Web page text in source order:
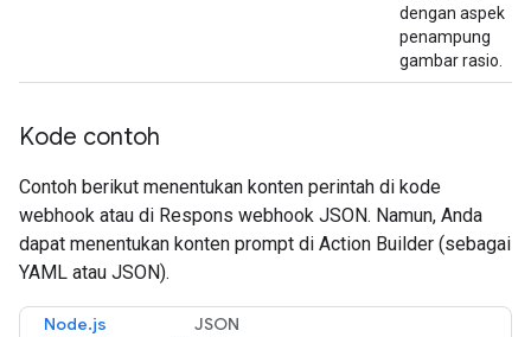
dengan aspek
penampung
gambar rasio.
Kode contoh
Contoh berikut menentukan konten perintah di kode
webhook atau di Respons webhook JSON. Namun, Anda
dapat menentukan konten prompt di Action Builder (sebagai
YAML atau JSON).
Node.js JSON